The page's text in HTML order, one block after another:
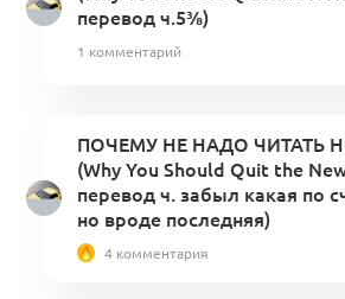
перевод ч.5⅜)
1 комментарий
ПОЧЕМУ НЕ НАДО ЧИТАТЬ
(Why You Should Quit the
перевод ч. забыл какая по
но вроде последняя)
4 комментария